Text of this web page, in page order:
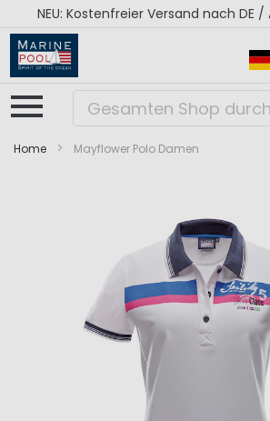
NEU: Kostenfreier Versand nach DE /
Home Mayflower Polo Damen
Bildergalerie
Bildergalerie